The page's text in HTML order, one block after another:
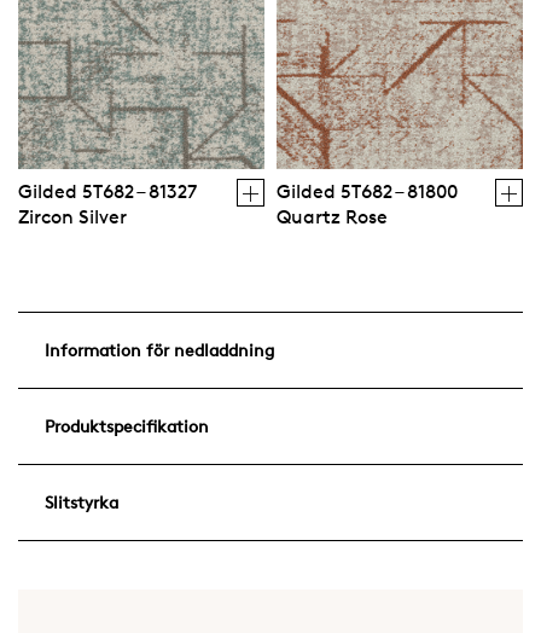
Gilded 5T682 – 81327
Zircon Silver
Gilded 5T682 – 81800
Quartz Rose
Information för nedladdning
Produktspecifikation
Slitstyrka